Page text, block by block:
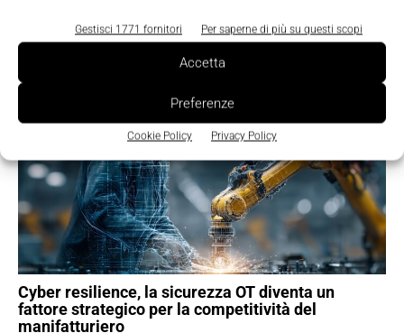
Gestisci 1771 fornitori Per saperne di più su questi scopi
Accetta
Preferenze
Cookie Policy Privacy Policy
TI POTREBBERO INTERESSARE ⇢
Cyber resilience, la sicurezza OT diventa un
fattore strategico per la competitività del
manifatturiero